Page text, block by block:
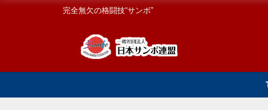
完全無欠の格闘技“サンボ”